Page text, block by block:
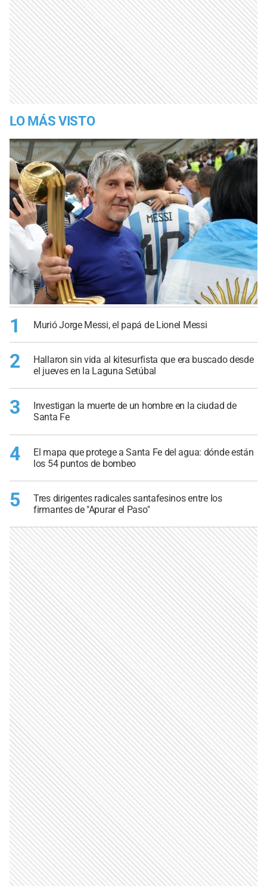
LO MÁS VISTO
1 Murió Jorge Messi, el papá de Lionel Messi
2
Hallaron sin vida al kitesurfista que era buscado desde
el jueves en la Laguna Setúbal
3
Investigan la muerte de un hombre en la ciudad de
Santa Fe
4
El mapa que protege a Santa Fe del agua: dónde están
los 54 puntos de bombeo
5
Tres dirigentes radicales santafesinos entre los
firmantes de "Apurar el Paso"